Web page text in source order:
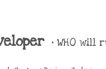
• WHO will